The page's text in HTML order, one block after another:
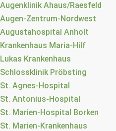
Augenklinik Ahaus/Raesfeld
Augen-Zentrum-Nordwest
Augustahospital Anholt
Krankenhaus Maria-Hilf
Lukas Krankenhaus
Schlossklinik Pröbsting
St. Agnes-Hospital
St. Antonius-Hospital
St. Marien-Hospital Borken
St. Marien-Krankenhaus